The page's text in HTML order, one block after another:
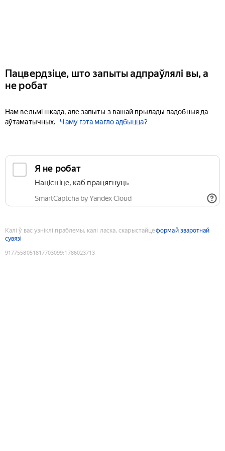
Пацвердзіце, што запыты адпраўлялі вы, а
не робат
Нам вельмі шкада, але запыты з вашай прылады падобныя да
аўтаматычных.
Чаму гэта магло адбыцца?
Я не робат
Націсніце, каб працягнуць
SmartCaptcha by Yandex Cloud
Калі ў вас узніклі праблемы, калі ласка, скарыстайцеформай зваротнай
сувязі
9177558051817703099:1786023713